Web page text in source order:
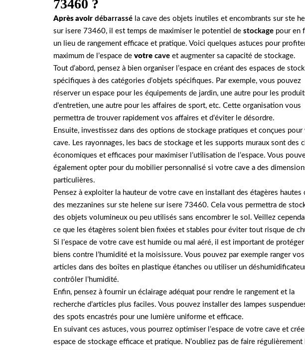
73460 ?
Après avoir débarrassé la cave des objets inutiles et encombrants sur ste
sur isere 73460, il est temps de maximiser le potentiel de stockage pour en
un lieu de rangement efficace et pratique. Voici quelques astuces pour
maximum de l’espace de votre cave et augmenter sa capacité de stockage.
Tout d’abord, pensez à bien organiser l’espace en créant des espaces de
spécifiques à des catégories d’objets spécifiques. Par exemple, vous pouvez
réserver un espace pour les équipements de jardin, une autre pour les
d’entretien, une autre pour les affaires de sport, etc. Cette organisation vous
permettra de trouver rapidement vos affaires et d’éviter le désordre.
Ensuite, investissez dans des options de stockage pratiques et conçues
cave. Les rayonnages, les bacs de stockage et les supports muraux sont des
économiques et efficaces pour maximiser l’utilisation de l’espace. Vous
également opter pour du mobilier personnalisé si votre cave a des
particulières.
Pensez à exploiter la hauteur de votre cave en installant des étagères hautes
des mezzanines sur ste helene sur isere 73460. Cela vous permettra de
des objets volumineux ou peu utilisés sans encombrer le sol. Veillez
ce que les étagères soient bien fixées et stables pour éviter tout risque de
Si l’espace de votre cave est humide ou mal aéré, il est important de
biens contre l’humidité et la moisissure. Vous pouvez par exemple ranger vos
articles dans des boîtes en plastique étanches ou utiliser un
contrôler l’humidité.
Enfin, pensez à fournir un éclairage adéquat pour rendre le rangement et la
recherche d’articles plus faciles. Vous pouvez installer des lampes
des spots encastrés pour une lumière uniforme et efficace.
En suivant ces astuces, vous pourrez optimiser l’espace de votre cave et
espace de stockage efficace et pratique. N’oubliez pas de faire régulièrement